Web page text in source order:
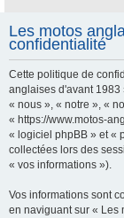
Les motos
confidentialité
Cette politique de
anglaises d'avant 1983
« nous », « notre », «
« https://www.motos-
« logiciel phpBB » et «
collectées lors des
« vos informations »).
Vos informations sont
en naviguant sur « Les